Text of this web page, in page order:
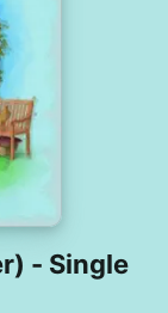
- Single